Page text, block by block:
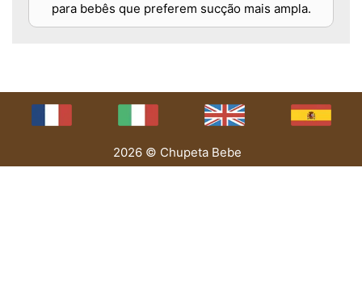
para bebês que preferem sucção mais ampla.
2026 © Chupeta Bebe